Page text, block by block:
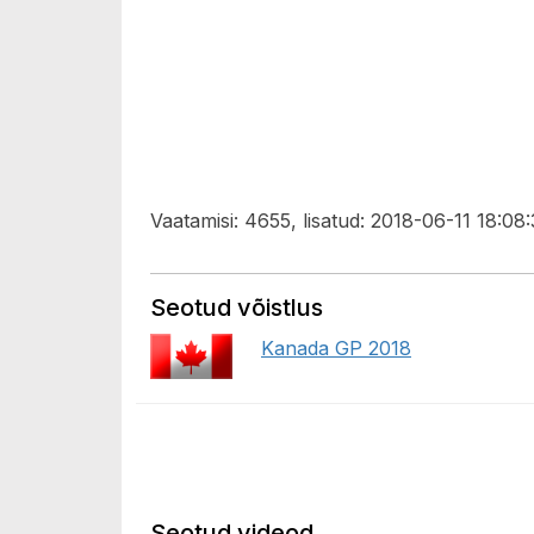
Vaatamisi: 4655, lisatud: 2018-06-11
Seotud võistlus
Kanada GP 2018